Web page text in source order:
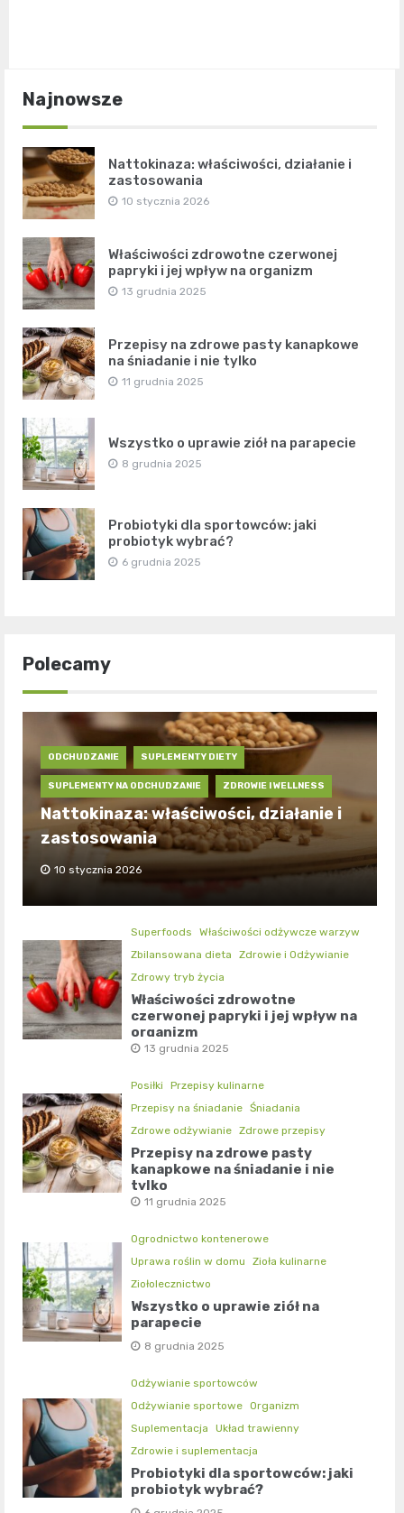
Najnowsze
Nattokinaza: właściwości, działanie i
zastosowania
10 stycznia 2026
Właściwości zdrowotne czerwonej
papryki i jej wpływ na organizm
13 grudnia 2025
Przepisy na zdrowe pasty kanapkowe
na śniadanie i nie tylko
11 grudnia 2025
Wszystko o uprawie ziół na parapecie
8 grudnia 2025
Probiotyki dla sportowców: jaki
probiotyk wybrać?
6 grudnia 2025
Polecamy
ODCHUDZANIE SUPLEMENTY DIETY
SUPLEMENTY NA ODCHUDZANIE ZDROWIE I WELLNESS
Nattokinaza: właściwości, działanie i
zastosowania
10 stycznia 2026
Superfoods
Właściwości odżywcze warzyw
Zbilansowana dieta
Zdrowie i Odżywianie
Zdrowy tryb życia
Właściwości zdrowotne
czerwonej papryki i jej wpływ na
organizm
13 grudnia 2025
Posiłki
Przepisy kulinarne
Przepisy na śniadanie Śniadania
Zdrowe odżywianie Zdrowe przepisy
Przepisy na zdrowe pasty
kanapkowe na śniadanie i nie
tylko
11 grudnia 2025
Ogrodnictwo kontenerowe
Uprawa roślin w domu
Zioła kulinarne
Ziołolecznictwo
Wszystko o uprawie ziół na
parapecie
8 grudnia 2025
Odżywianie sportowców
Odżywianie sportowe Organizm
Suplementacja
Układ trawienny
Zdrowie i suplementacja
Probiotyki dla sportowców: jaki
probiotyk wybrać?